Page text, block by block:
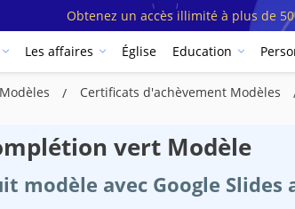
Obtenez un accès illimité à plus de
Les affaires Église Education
Certificats d'achèvement Modèles
vert Modèle
modèle avec Google